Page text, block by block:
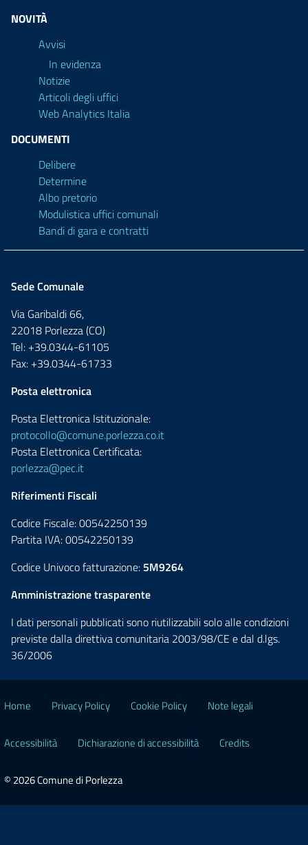
NOVITÀ
Avvisi
In evidenza
Notizie
Articoli degli uffici
Web Analytics Italia
DOCUMENTI
Delibere
Determine
Albo pretorio
Modulistica uffici comunali
Bandi di gara e contratti
Sede Comunale
Via Garibaldi 66,
22018 Porlezza (CO)
Tel: +39.0344-61105
Fax: +39.0344-61733
Posta elettronica
Posta Elettronica Istituzionale:
protocollo@comune.porlezza.co.it
Posta Elettronica Certificata:
porlezza@pec.it
Riferimenti Fiscali
Codice Fiscale: 00542250139
Partita IVA: 00542250139
Codice Univoco fatturazione: 5M9264
Amministrazione trasparente
I dati personali pubblicati sono riutilizzabili solo alle condizioni
previste dalla direttiva comunitaria 2003/98/CE e dal d.lgs.
36/2006
Home Privacy Policy Cookie Policy Note legali
Accessibilità Dichiarazione di accessibilità Credits
© 2026 Comune di Porlezza